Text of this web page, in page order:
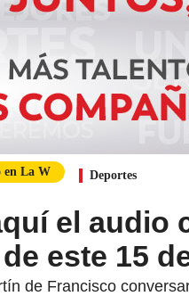
en La W Deportes
el audio
este 15
de Francisco